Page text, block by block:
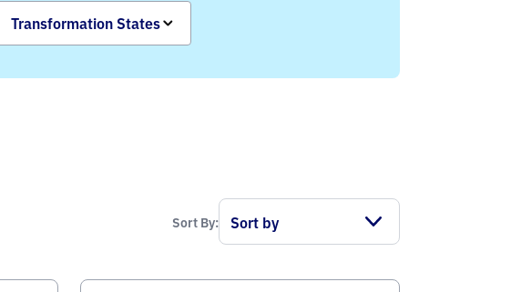
Transformation States
Sort By: